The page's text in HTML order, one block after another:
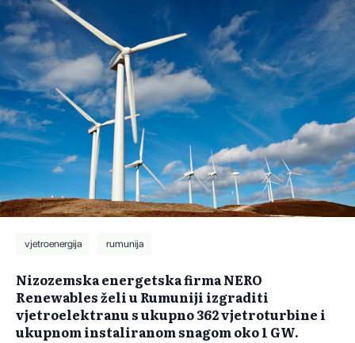
vjetroenergija rumunija
Nizozemska energetska firma NERO
Renewables želi u Rumuniji izgraditi
vjetroelektranu s ukupno 362 vjetroturbine i
ukupnom instaliranom snagom oko 1 GW.